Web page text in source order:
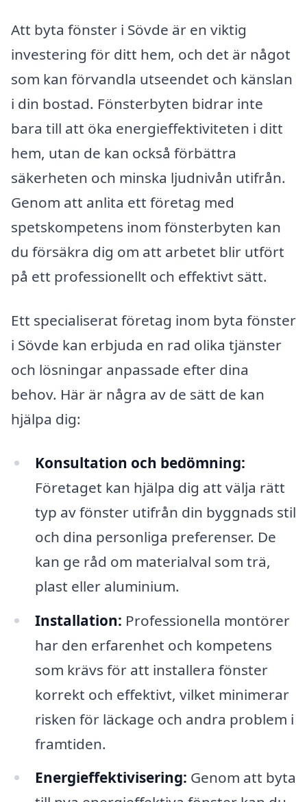
Att byta fönster i Sövde är en viktig
investering för ditt hem, och det är något
som kan förvandla utseendet och känslan
i din bostad. Fönsterbyten bidrar inte
bara till att öka energieffektiviteten i ditt
hem, utan de kan också förbättra
säkerheten och minska ljudnivån utifrån.
Genom att anlita ett företag med
spetskompetens inom fönsterbyten kan
du försäkra dig om att arbetet blir utfört
på ett professionellt och effektivt sätt.
Ett specialiserat företag inom byta fönster
i Sövde kan erbjuda en rad olika tjänster
och lösningar anpassade efter dina
behov. Här är några av de sätt de kan
hjälpa dig:
Konsultation och bedömning:
Företaget kan hjälpa dig att välja rätt
typ av fönster utifrån din byggnads stil
och dina personliga preferenser. De
kan ge råd om materialval som trä,
plast eller aluminium.
Installation: Professionella montörer
har den erfarenhet och kompetens
som krävs för att installera fönster
korrekt och effektivt, vilket minimerar
risken för läckage och andra problem i
framtiden.
Energieffektivisering: Genom att byta